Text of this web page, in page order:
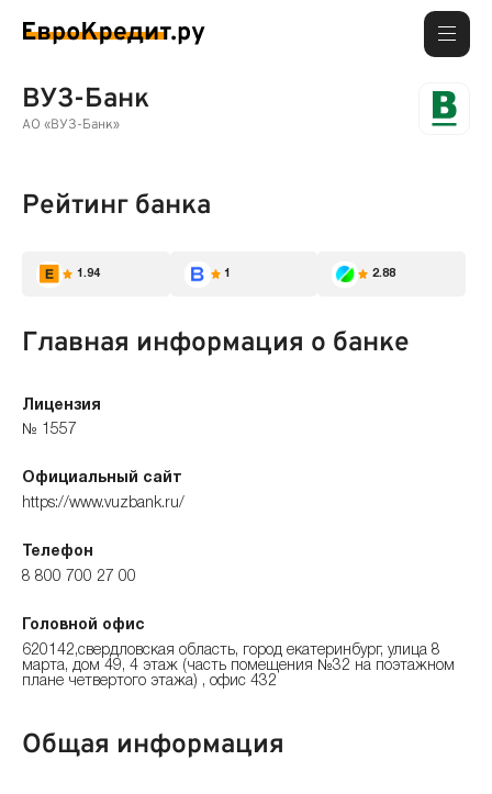
ВУЗ-Банк
АО «ВУЗ-Банк»
Рейтинг банка
1.94 1 2.88
Главная информация о банке
Лицензия
№ 1557
Официальный сайт
https://www.vuzbank.ru/
Телефон
8 800 700 27 00
Головной офис
620142,свердловская область, город екатеринбург, улица 8
марта, дом 49, 4 этаж (часть помещения №32 на поэтажном
плане четвертого этажа) , офис 432
Общая информация